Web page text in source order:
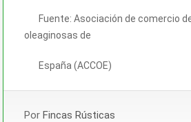
Fuente: Asociación de comercio
oleaginosas de
España (ACCOE)
Por Fincas Rústicas